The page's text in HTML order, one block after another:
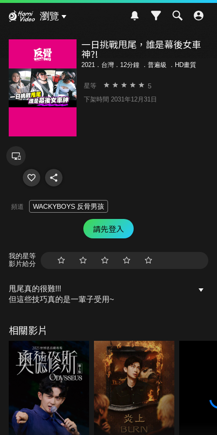
瀏覽
一日挑戰甩尾，誰是幕後女車
神?!
2021．台灣．12分鐘 ． 普遍級 ．HD畫質
星等 5
下架時間 2031年12月31日
頻道 WACKYBOYS 反骨男孩
請先登入
我的星等
影片給分
甩尾真的很難!!!
但這些技巧真的是一輩子受用~
相關影片